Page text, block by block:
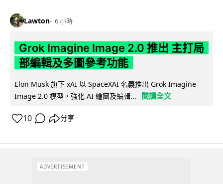
Lawton 6 小時
Grok Imagine Image 2.0 推出 主打局
部編輯及多圖參考功能
Elon Musk 旗下 xAI 以 SpaceXAI 名義推出 Grok Imagine
Image 2.0 模型，強化 AI 繪圖及編輯...
閱讀全文
10 分享
ADVERTISEMENT